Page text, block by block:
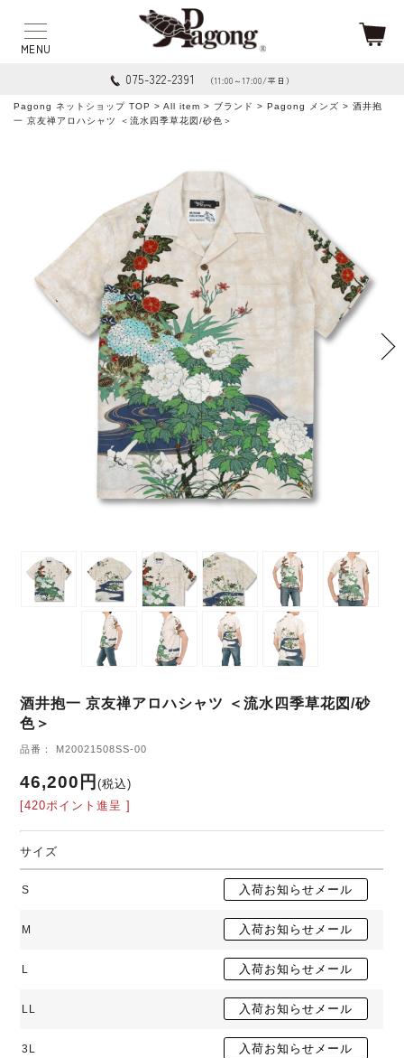
075-322-2391 （11:00～17:00/平日）
Pagong ネットショップ TOP > All item > ブランド > Pagong メンズ > 酒井抱
一 京友禅アロハシャツ ＜流水四季草花図/砂色＞
酒井抱一 京友禅アロハシャツ ＜流水四季草花図/砂
色＞
品番： M20021508SS-00
46,200円(税込)
[420ポイント進呈 ]
サイズ
S
M
L
LL
3L